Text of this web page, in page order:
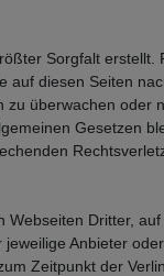
Sorgfalt
auf diesen Seiten
überwachen oder
Gesetzen
Webseiten Dritter,
Anbieter
Zeitpunkt der